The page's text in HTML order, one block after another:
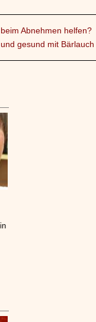
Abnehmen helfen?
gesund mit Bärlauch